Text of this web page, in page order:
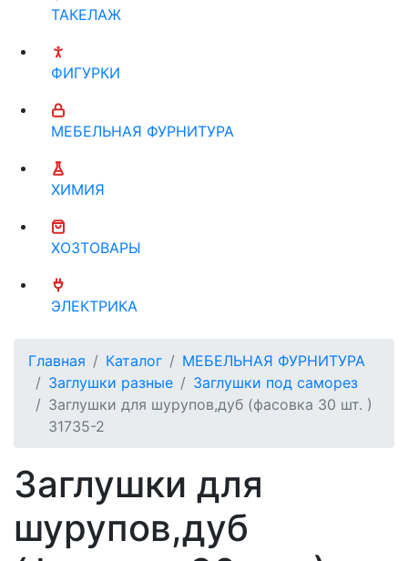
ТАКЕЛАЖ
ФИГУРКИ
МЕБЕЛЬНАЯ ФУРНИТУРА
ХИМИЯ
ХОЗТОВАРЫ
ЭЛЕКТРИКА
Главная Каталог
МЕБЕЛЬНАЯ ФУРНИТУРА
Заглушки разные
Заглушки под саморез
Заглушки для шурупов,дуб (фасовка 30 шт. )
31735-2
Заглушки для
шурупов,дуб